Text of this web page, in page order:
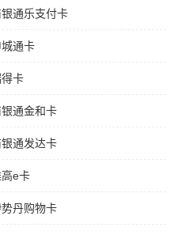
通乐支付卡
通卡
卡
通金和卡
通发达卡
e卡
丹购物卡